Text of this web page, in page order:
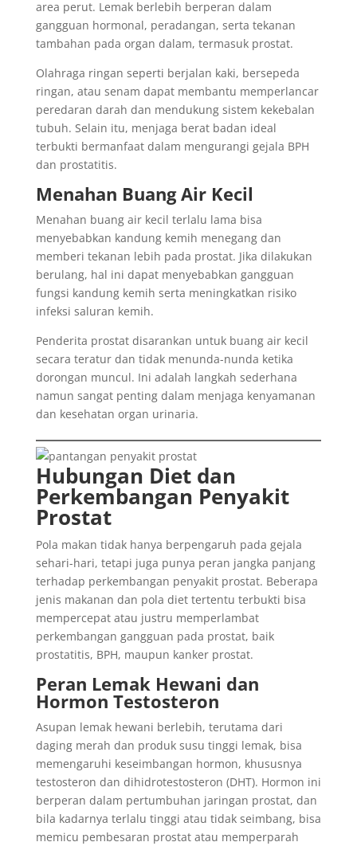
area perut. Lemak berlebih berperan dalam
gangguan hormonal, peradangan, serta tekanan
tambahan pada organ dalam, termasuk prostat.
Olahraga ringan seperti berjalan kaki, bersepeda
ringan, atau senam dapat membantu memperlancar
peredaran darah dan mendukung sistem kekebalan
tubuh. Selain itu, menjaga berat badan ideal
terbukti bermanfaat dalam mengurangi gejala BPH
dan prostatitis.
Menahan Buang Air Kecil
Menahan buang air kecil terlalu lama bisa
menyebabkan kandung kemih menegang dan
memberi tekanan lebih pada prostat. Jika dilakukan
berulang, hal ini dapat menyebabkan gangguan
fungsi kandung kemih serta meningkatkan risiko
infeksi saluran kemih.
Penderita prostat disarankan untuk buang air kecil
secara teratur dan tidak menunda-nunda ketika
dorongan muncul. Ini adalah langkah sederhana
namun sangat penting dalam menjaga kenyamanan
dan kesehatan organ urinaria.
Hubungan Diet dan
Perkembangan Penyakit
Prostat
Pola makan tidak hanya berpengaruh pada gejala
sehari-hari, tetapi juga punya peran jangka panjang
terhadap perkembangan penyakit prostat. Beberapa
jenis makanan dan pola diet tertentu terbukti bisa
mempercepat atau justru memperlambat
perkembangan gangguan pada prostat, baik
prostatitis, BPH, maupun kanker prostat.
Peran Lemak Hewani dan
Hormon Testosteron
Asupan lemak hewani berlebih, terutama dari
daging merah dan produk susu tinggi lemak, bisa
memengaruhi keseimbangan hormon, khususnya
testosteron dan dihidrotestosteron (DHT). Hormon ini
berperan dalam pertumbuhan jaringan prostat, dan
bila kadarnya terlalu tinggi atau tidak seimbang, bisa
memicu pembesaran prostat atau memperparah